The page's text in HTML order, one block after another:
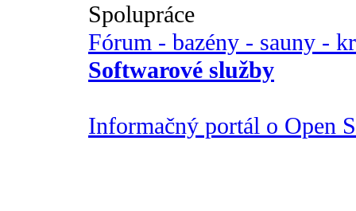
Spolupráce
Fórum - bazény - sauny -
Softwarové služby
Informačný portál o Open